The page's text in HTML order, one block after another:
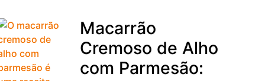
Macarrão
Cremoso de Alho
com Parmesão: